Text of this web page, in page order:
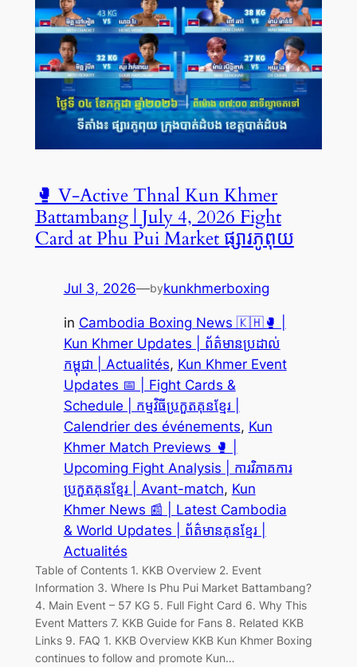
🥊 V-Active Thnal Kun Khmer
Battambang | July 4, 2026 Fight
Card at Phu Pui Market ផ្សារភូពុយ
Jul 3, 2026—bykunkhmerboxing
in Cambodia Boxing News 🇰🇭🥊 |
Kun Khmer Updates | ព័ត៌មានប្រដាល់
កម្ពុជា | Actualités, Kun Khmer Event
Updates 📅 | Fight Cards &
Schedule | កម្មវិធីប្រកួតគុនខ្មែរ |
Calendrier des événements, Kun
Khmer Match Previews 🥊 |
Upcoming Fight Analysis | ការវិភាគការ
ប្រកួតគុនខ្មែរ | Avant-match, Kun
Khmer News 📰 | Latest Cambodia
& World Updates | ព័ត៌មានគុនខ្មែរ |
Actualités
Table of Contents 1. KKB Overview 2. Event
Information 3. Where Is Phu Pui Market Battambang?
4. Main Event – 57 KG 5. Full Fight Card 6. Why This
Event Matters 7. KKB Guide for Fans 8. Related KKB
Links 9. FAQ 1. KKB Overview KKB Kun Khmer Boxing
continues to follow and promote Kun…